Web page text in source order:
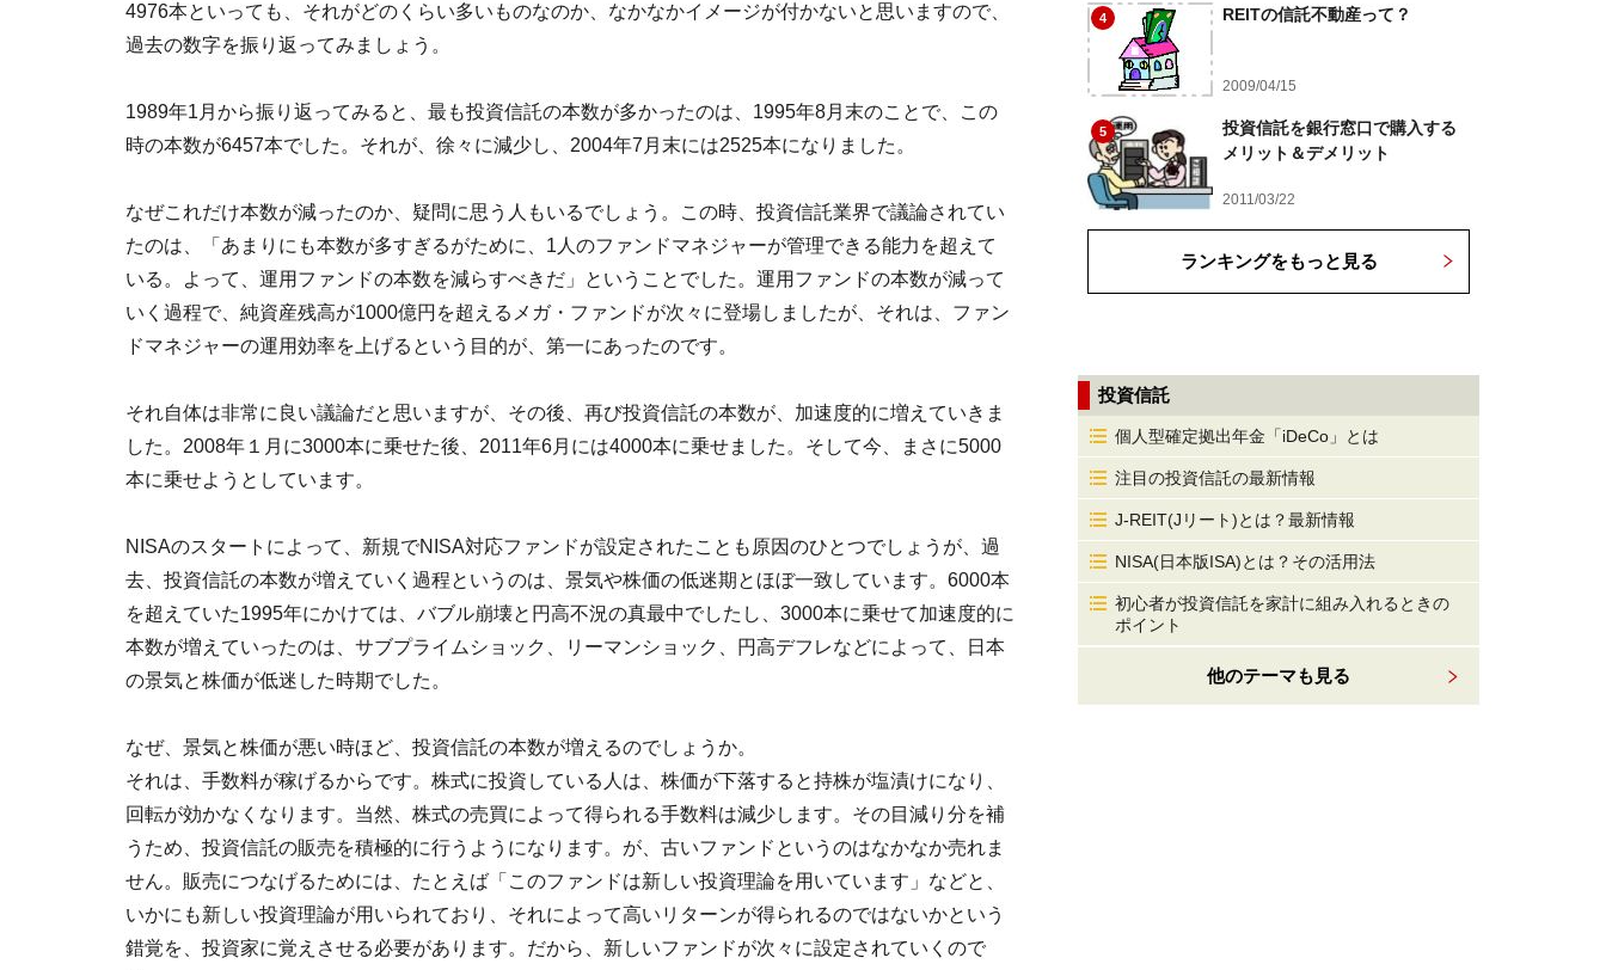
4976本といっても、それがどのくらい多いものなのか、なかなかイメージが付かないと思いますので、
過去の数字を振り返ってみましょう。
1989年1月から振り返ってみると、最も投資信託の本数が多かったのは、1995年8月末のことで、この
時の本数が6457本でした。それが、徐々に減少し、2004年7月末には2525本になりました。
なぜこれだけ本数が減ったのか、疑問に思う人もいるでしょう。この時、投資信託業界で議論されてい
たのは、「あまりにも本数が多すぎるがために、1人のファンドマネジャーが管理できる能力を超えて
いる。よって、運用ファンドの本数を減らすべきだ」ということでした。運用ファンドの本数が減って
いく過程で、純資産残高が1000億円を超えるメガ・ファンドが次々に登場しましたが、それは、ファン
ドマネジャーの運用効率を上げるという目的が、第一にあったのです。
それ自体は非常に良い議論だと思いますが、その後、再び投資信託の本数が、加速度的に増えていきま
した。2008年１月に3000本に乗せた後、2011年6月には4000本に乗せました。そして今、まさに5000
本に乗せようとしています。
NISAのスタートによって、新規でNISA対応ファンドが設定されたことも原因のひとつでしょうが、過
去、投資信託の本数が増えていく過程というのは、景気や株価の低迷期とほぼ一致しています。6000本
を超えていた1995年にかけては、バブル崩壊と円高不況の真最中でしたし、3000本に乗せて加速度的に
本数が増えていったのは、サブプライムショック、リーマンショック、円高デフレなどによって、日本
の景気と株価が低迷した時期でした。
なぜ、景気と株価が悪い時ほど、投資信託の本数が増えるのでしょうか。
それは、手数料が稼げるからです。株式に投資している人は、株価が下落すると持株が塩漬けになり、
回転が効かなくなります。当然、株式の売買によって得られる手数料は減少します。その目減り分を補
うため、投資信託の販売を積極的に行うようになります。が、古いファンドというのはなかなか売れま
せん。販売につなげるためには、たとえば「このファンドは新しい投資理論を用いています」などと、
いかにも新しい投資理論が用いられており、それによって高いリターンが得られるのではないかという
錯覚を、投資家に覚えさせる必要があります。だから、新しいファンドが次々に設定されていくので
4 REITの信託不動産って？
2009/04/15
5
投資信託を銀行窓口で購入する
メリット＆デメリット
2011/03/22
ランキングをもっと見る
投資信託
個人型確定拠出年金「iDeCo」とは
注目の投資信託の最新情報
J-REIT(Jリート)とは？最新情報
NISA(日本版ISA)とは？その活用法
初心者が投資信託を家計に組み入れるときの
ポイント
他のテーマも見る